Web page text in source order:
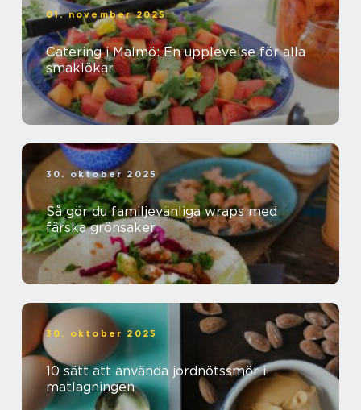
01. november 2025
Catering i Malmö: En upplevelse för alla
smaklökar
30. oktober 2025
Så gör du familjevänliga wraps med
färska grönsaker
30. oktober 2025
10 sätt att använda jordnötssmör i
matlagningen